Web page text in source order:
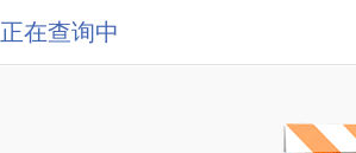
正在查询中